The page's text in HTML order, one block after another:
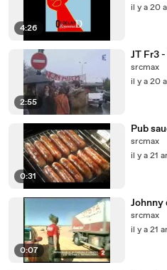
4:26
il y a 20
2:55
JT Fr3
srcmax
il y a 20
0:31
Pub
srcmax
il y a 21
0:07
Johnny
srcmax
il y a 21